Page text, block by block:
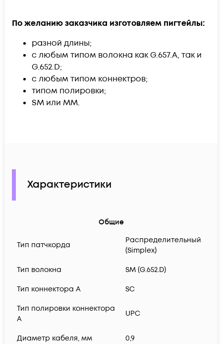
По желанию заказчика изготовляем пигтейлы:
разной длины;
с любым типом волокна как G.657.A, так и
G.652.D;
с любым типом коннектров;
типом полировки;
SM или MM.
Характеристики
Общие
Тип патчкорда
Распределительный
(Simplex)
Тип волокна SM (G.652.D)
Тип коннектора A SC
Тип полировки коннектора
A
UPC
Диаметр кабеля, мм 0,9